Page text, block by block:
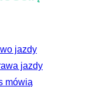
jazdy
jazdy
mówią